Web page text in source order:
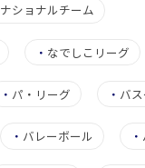
ナショナルチーム
・ なでしこリーグ
・ パ・リーグ ・ バ
・ バレーボール ・